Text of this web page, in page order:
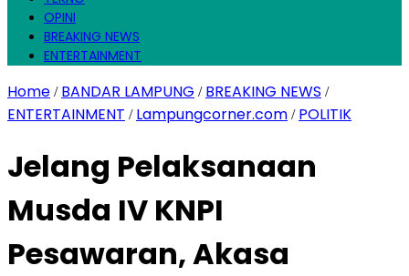
OPINI
BREAKING NEWS
ENTERTAINMENT
Home / BANDAR LAMPUNG / BREAKING NEWS /
ENTERTAINMENT / Lampungcorner.com / POLITIK
Jelang Pelaksanaan
Musda IV KNPI
Pesawaran, Akasa